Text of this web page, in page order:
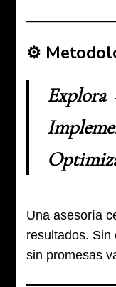
⚙️
Una asesoría
resultados. Sin
sin promesas